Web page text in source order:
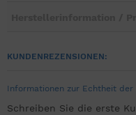
KUNDENREZENSIONEN:
Informationen zur Echtheit der
Schreiben Sie die erste